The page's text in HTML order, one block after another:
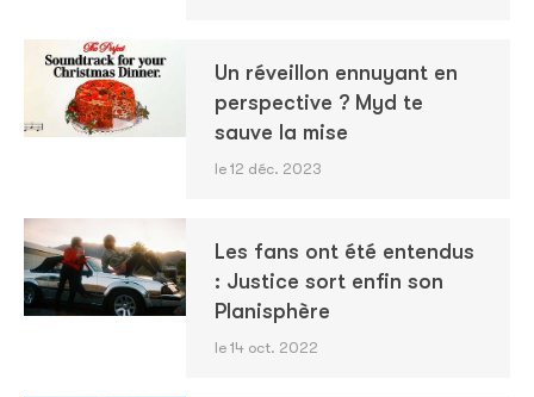
Un réveillon ennuyant en
perspective ? Myd te
sauve la mise
le 12 déc. 2023
Les fans ont été entendus
: Justice sort enfin son
Planisphère
le 14 oct. 2022